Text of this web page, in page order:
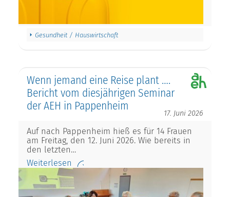
Gesundheit / Hauswirtschaft
Wenn jemand eine Reise plant ….
Bericht vom diesjährigen Seminar
der AEH in Pappenheim
17. Juni 2026
Auf nach Pappenheim hieß es für 14 Frauen
am Freitag, den 12. Juni 2026. Wie bereits in
den letzten…
Weiterlesen